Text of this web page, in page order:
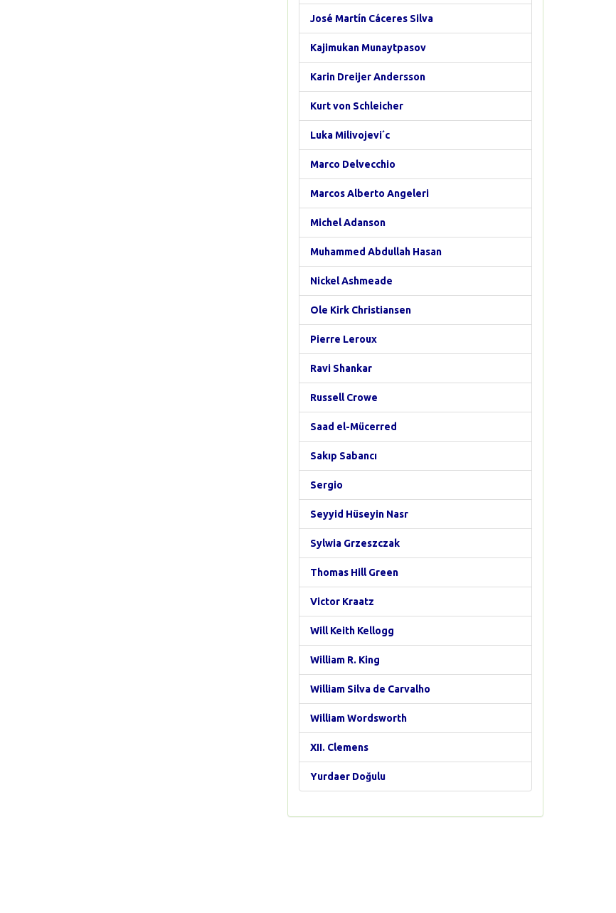
José Martín Cáceres Silva
Kajimukan Munaytpasov
Karin Dreijer Andersson
Kurt von Schleicher
Luka Milivojevi´c
Marco Delvecchio
Marcos Alberto Angeleri
Michel Adanson
Muhammed Abdullah Hasan
Nickel Ashmeade
Ole Kirk Christiansen
Pierre Leroux
Ravi Shankar
Russell Crowe
Saad el-Mücerred
Sakıp Sabancı
Sergio
Seyyid Hüseyin Nasr
Sylwia Grzeszczak
Thomas Hill Green
Victor Kraatz
Will Keith Kellogg
William R. King
William Silva de Carvalho
William Wordsworth
XII. Clemens
Yurdaer Doğulu